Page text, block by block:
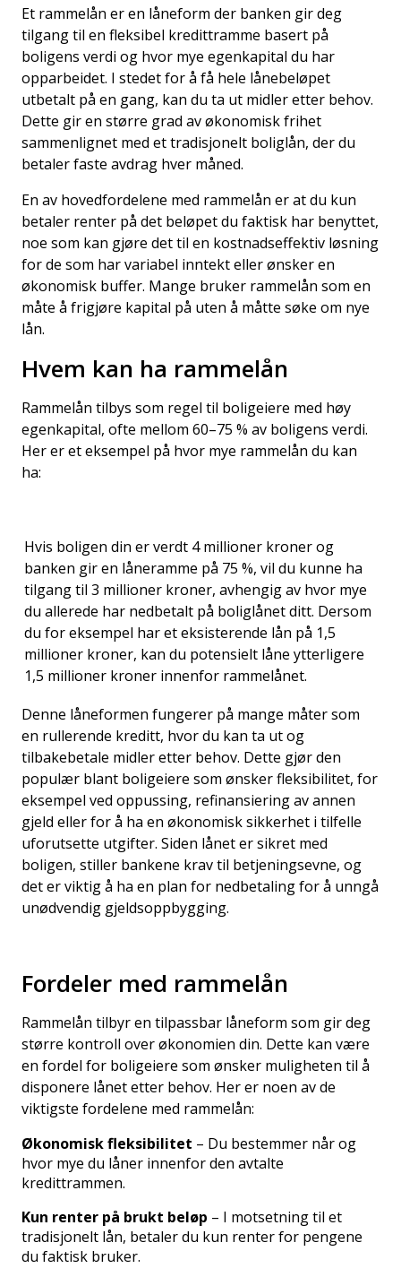
Et rammelån er en låneform der banken gir deg
tilgang til en fleksibel kredittramme basert på
boligens verdi og hvor mye egenkapital du har
opparbeidet. I stedet for å få hele lånebeløpet
utbetalt på en gang, kan du ta ut midler etter behov.
Dette gir en større grad av økonomisk frihet
sammenlignet med et tradisjonelt boliglån, der du
betaler faste avdrag hver måned.
En av hovedfordelene med rammelån er at du kun
betaler renter på det beløpet du faktisk har benyttet,
noe som kan gjøre det til en kostnadseffektiv løsning
for de som har variabel inntekt eller ønsker en
økonomisk buffer. Mange bruker rammelån som en
måte å frigjøre kapital på uten å måtte søke om nye
lån.
Hvem kan ha rammelån
Rammelån tilbys som regel til boligeiere med høy
egenkapital, ofte mellom 60–75 % av boligens verdi.
Her er et eksempel på hvor mye rammelån du kan
ha:
Hvis boligen din er verdt 4 millioner kroner og
banken gir en låneramme på 75 %, vil du kunne ha
tilgang til 3 millioner kroner, avhengig av hvor mye
du allerede har nedbetalt på boliglånet ditt. Dersom
du for eksempel har et eksisterende lån på 1,5
millioner kroner, kan du potensielt låne ytterligere
1,5 millioner kroner innenfor rammelånet.
Denne låneformen fungerer på mange måter som
en rullerende kreditt, hvor du kan ta ut og
tilbakebetale midler etter behov. Dette gjør den
populær blant boligeiere som ønsker fleksibilitet, for
eksempel ved oppussing, refinansiering av annen
gjeld eller for å ha en økonomisk sikkerhet i tilfelle
uforutsette utgifter. Siden låneter sikret med
boligen, stiller bankene krav til betjeningsevne, og
det er viktig å ha en plan for nedbetaling for å unngå
unødvendig gjeldsoppbygging.
Fordeler med rammelån
Rammelån tilbyr en tilpassbar låneform som gir deg
større kontroll over økonomien din. Dette kan være
en fordel for boligeiere som ønsker muligheten til å
disponere lånet etter behov. Her er noen av de
viktigste fordelene med rammelån:
Økonomisk fleksibilitet – Du bestemmer når og
hvor mye du låner innenfor den avtalte
kredittrammen.
Kun renter på brukt beløp – I motsetning til et
tradisjonelt lån, betaler du kun renter for pengene
du faktisk bruker.